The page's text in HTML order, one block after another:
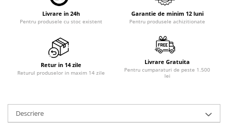
Accesorii laptop
Mini PC AI
Accesorii Printing
Desktop PC
PC Gaming
Workstation
Livrare in 24h
Pentru produsele cu stoc existent
Garantie de minim 12 luni
Pentru produsele achizitionate
Retur in 14 zile
Returul produselor in maxim 14 zile
Livrare Gratuita
Pentru cumparaturi de peste 1.500
lei
Descriere